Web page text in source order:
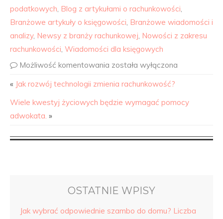
podatkowych, Blog z artykułami o rachunkowości,
Branżowe artykuły o księgowości, Branżowe wiadomości i
analizy, Newsy z branży rachunkowej, Nowości z zakresu
rachunkowości, Wiadomości dla księgowych
Możliwość komentowania została wyłączona
« Jak rozwój technologii zmienia rachunkowość?
Wiele kwestyj życiowych będzie wymagać pomocy
adwokata. »
OSTATNIE WPISY
Jak wybrać odpowiednie szambo do domu? Liczba